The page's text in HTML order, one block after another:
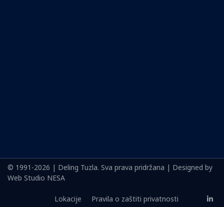
© 1991-2026 | Deling Tuzla. Sva prava pridržana | Designed by
Web Studio NESA
Lokacije Pravila o zaštiti privatnosti